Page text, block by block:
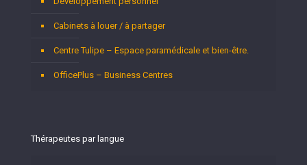
Cabinets à louer / à partager
Centre Tulipe – Espace paramédicale et bien-être.
OfficePlus – Business Centres
Thérapeutes par langue